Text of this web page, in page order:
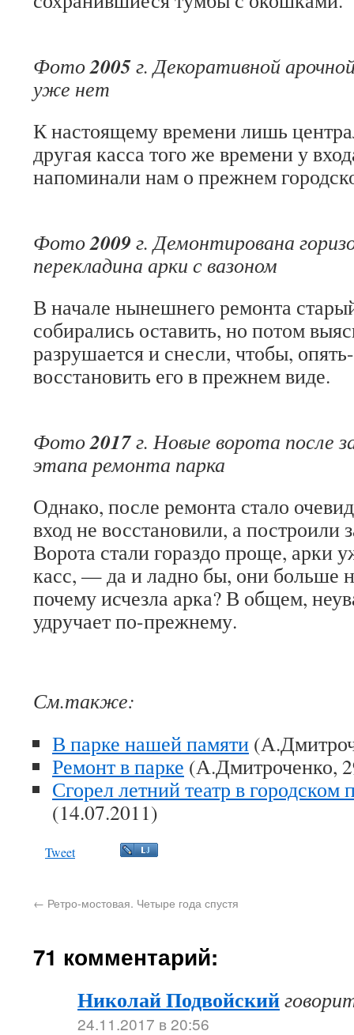
Фото2005г. Декоративной
уже нет
К настоящему времени лишь
другая касса того же времени у
напоминали нам о прежнем
Фото2009 г. Демонтирована
перекладина арки с вазоном
В начале нынешнего ремонта
собирались оставить, но потом
разрушается и снесли, чтобы,
восстановить его в прежнем виде.
Фото2017г. Новые ворота после
этапа ремонта парка
Однако, после ремонта стало
вход не восстановили, а построили
Ворота стали гораздо проще, арки
касс, — да и ладно бы, они
почему исчезла арка? В общем,
удручает по-прежнему.
См.также:
В парке нашей памяти
Ремонт в парке (А.Дмитроченко,
Сгорел летний театр в городском
(14.07.2011)
Tweet
← Ретро-мостовая. Четыре года спустя
71 комментарий:
Николай Подвойский
24.11.2017 в 20:56